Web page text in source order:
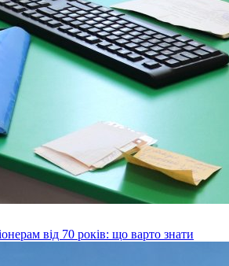
від 70 років: що варто знати